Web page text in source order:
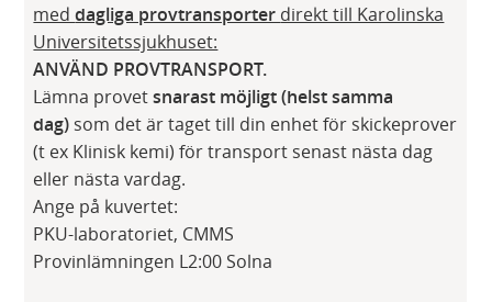
meddagliga provtransporter direkt till Karolinska
Universitetssjukhuset:
ANVÄND PROVTRANSPORT.
Lämna provetsnarast möjligt (helst samma
dag) som det är taget till din enhet för skickeprover
(t ex Klinisk kemi) för transport senast nästa dag
eller nästa vardag.
Ange på kuvertet:
PKU-laboratoriet, CMMS
Provinlämningen L2:00 Solna